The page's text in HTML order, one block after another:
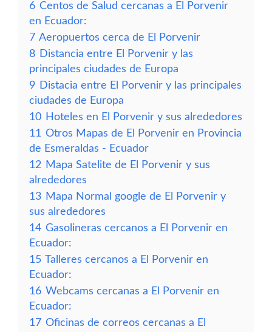
6 Centos de Salud cercanas a El Porvenir
en Ecuador:
7 Aeropuertos cerca de El Porvenir
8 Distancia entre El Porvenir y las
principales ciudades de Europa
9 Distacia entre El Porvenir y las principales
ciudades de Europa
10 Hoteles en El Porvenir y sus alrededores
11 Otros Mapas de El Porvenir en Provincia
de Esmeraldas - Ecuador
12 Mapa Satelite de El Porvenir y sus
alrededores
13 Mapa Normal google de El Porvenir y
sus alrededores
14 Gasolineras cercanos a El Porvenir en
Ecuador:
15 Talleres cercanos a El Porvenir en
Ecuador:
16 Webcams cercanas a El Porvenir en
Ecuador:
17 Oficinas de correos cercanas a El